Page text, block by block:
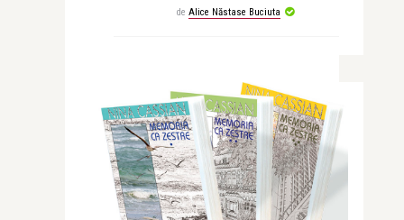
de Alice Năstase Buciuta